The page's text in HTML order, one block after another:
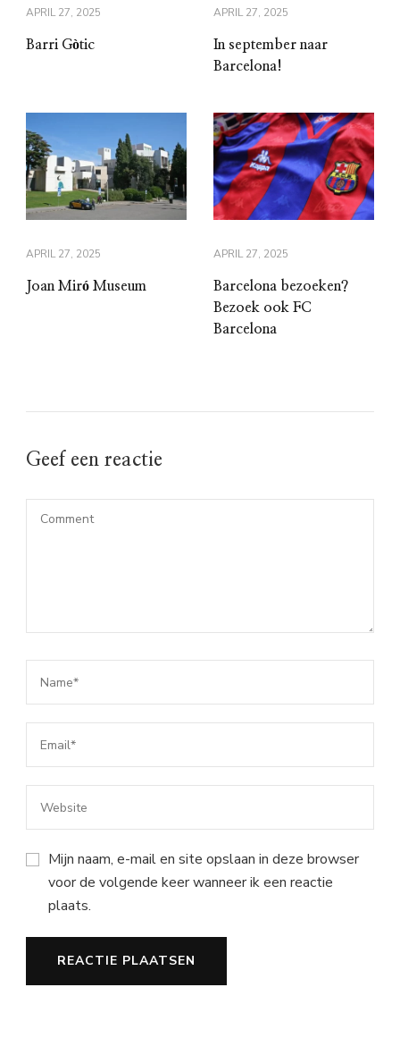
APRIL 27, 2025
Barri Gòtic
APRIL 27, 2025
In september naar
Barcelona!
APRIL 27, 2025
Joan Miró Museum
APRIL 27, 2025
Barcelona bezoeken?
Bezoek ook FC
Barcelona
Geef een reactie
Mijn naam, e-mail en site opslaan in deze browser
voor de volgende keer wanneer ik een reactie
plaats.